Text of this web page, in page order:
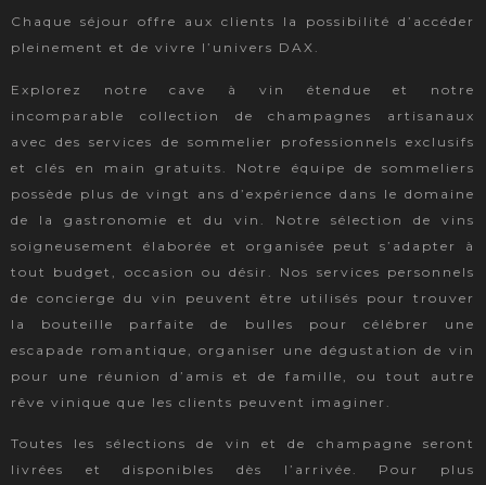
Chaque séjour offre aux clients la possibilité d’accéder
pleinement et de vivre l’univers DAX.
Explorez notre cave à vin étendue et notre
incomparable collection de champagnes artisanaux
avec des services de sommelier professionnels exclusifs
et clés en main gratuits. Notre équipe de sommeliers
possède plus de vingt ans d’expérience dans le domaine
de la gastronomie et du vin. Notre sélection de vins
soigneusement élaborée et organisée peut s’adapter à
tout budget, occasion ou désir. Nos services personnels
de concierge du vin peuvent être utilisés pour trouver
la bouteille parfaite de bulles pour célébrer une
escapade romantique, organiser une dégustation de vin
pour une réunion d’amis et de famille, ou tout autre
rêve vinique que les clients peuvent imaginer.
Toutes les sélections de vin et de champagne seront
livrées et disponibles dès l’arrivée. Pour plus